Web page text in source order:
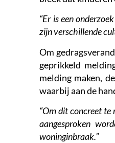
“Er is een
zijn verschillende
Om
geprikkeld
melding maken,
waarbij aan de
“Om dit concreet te
aangesproken
woninginbraak.”